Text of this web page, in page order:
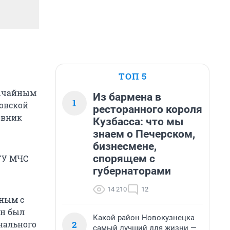
МЧС
с
был
ТОП 5
1
Из бармена в
ресторанного короля
Кузбасса: что мы
знаем о Печерском,
бизнесмене,
спорящем с
губернаторами
14 210 12
2
Какой район Новокузнецка
самый лучший для жизни —